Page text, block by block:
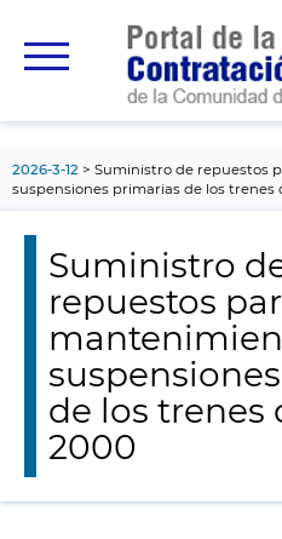
principal
2026-3-12
Suministro de repuestos
suspensiones primarias de los trenes
Suministro
repuestos
de los trenes
2000